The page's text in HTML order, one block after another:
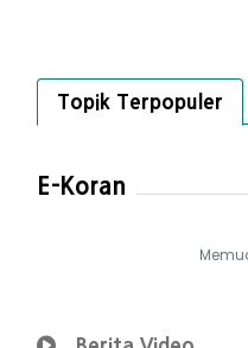
Topik Terpopuler
E-Koran